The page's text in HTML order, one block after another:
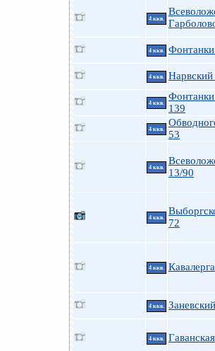
4 ккв.
4 ккв.
4 ккв.
4 ккв.
139
4 ккв.
53
4 ккв.
13/90
4 ккв.
72
4 ккв.
4 ккв.
4 ккв.